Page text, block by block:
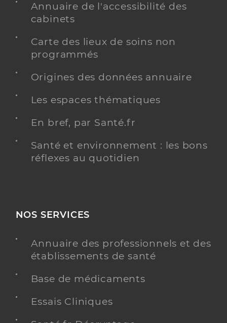
Annuaire de l'accessibilité des
cabinets
Carte des lieux de soins non
programmés
Origines des données annuaire
Les espaces thématiques
En bref, par Santé.fr
Santé et environnement : les bons
réflexes au quotidien
NOS SERVICES
Annuaire des professionnels et des
établissements de santé
Base de médicaments
Essais Cliniques